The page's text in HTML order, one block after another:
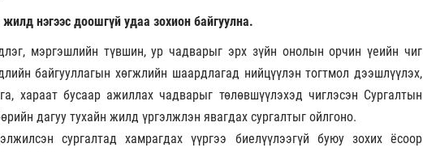
нэгээс доошгүй удаа зохион байгуулна.
мэргэшлийн түвшин, ур чадварыг эрх зүйн онолын орчин үеийн чиг
байгууллагын хөгжлийн шаардлагад нийцүүлэн тогтмол дээшлүүлэх,
хараат бусаар ажиллах чадварыг төлөвшүүлэхэд чиглэсэн Сургалтын
дагуу тухайн жилд үргэлжлэн явагдах сургалтыг ойлгоно.
сургалтад хамрагдах үүргээ биелүүлээгүй буюу зохих ёсоор